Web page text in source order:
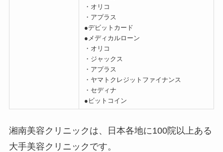
・オリコ
・アプラス
●デビットカード
●メディカルローン
・オリコ
・ジャックス
・アプラス
・ヤマトクレジットファイナンス
・セディナ
●ビットコイン
湘南美容クリニックは、日本各地に100院以上ある
大手美容クリニックです。